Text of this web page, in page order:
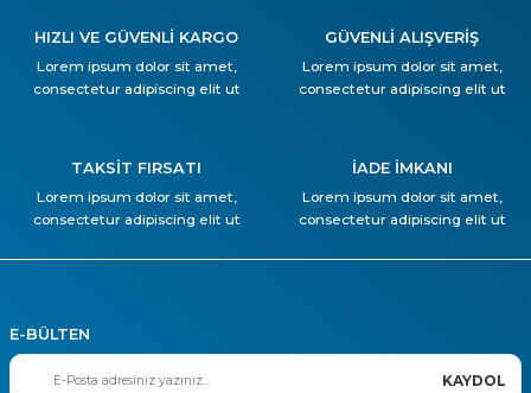
HIZLI VE GÜVENLİ KARGO
Lorem ipsum dolor sit amet,
consectetur adipiscing elit ut
GÜVENLİ ALIŞVERİŞ
Lorem ipsum dolor sit amet,
consectetur adipiscing elit ut
TAKSİT FIRSATI
Lorem ipsum dolor sit amet,
consectetur adipiscing elit ut
İADE İMKANI
Lorem ipsum dolor sit amet,
consectetur adipiscing elit ut
E-BÜLTEN
KAYDOL